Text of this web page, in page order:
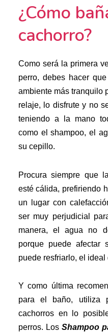
¿Cómo
cachorro?
Como será la primera
perro, debes hacer
ambiente más tranquilo
relaje, lo disfrute y no
teniendo a la mano
como el shampoo, el
su cepillo.
Procura siempre que
esté cálida, prefiriendo
un lugar con
ser muy perjudicial
manera, el agua no
porque puede afectar
puede resfriarlo, el ideal
Y como última
para el baño, utiliza
cachorros en lo
perros. Los Shampoo